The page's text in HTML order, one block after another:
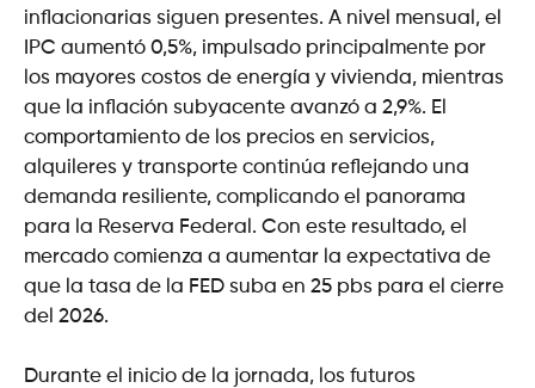
inflacionarias siguen presentes. A nivel mensual, el
IPC aumentó 0,5%, impulsado principalmente por
los mayores costos de energía y vivienda, mientras
que la inflación subyacente avanzó a 2,9%. El
comportamiento de los precios en servicios,
alquileres y transporte continúa reflejando una
demanda resiliente, complicando el panorama
para la Reserva Federal. Con este resultado, el
mercado comienza a aumentar la expectativa de
que la tasa de la FED suba en 25 pbs para el cierre
del 2026.
Durante el inicio de la jornada, los futuros